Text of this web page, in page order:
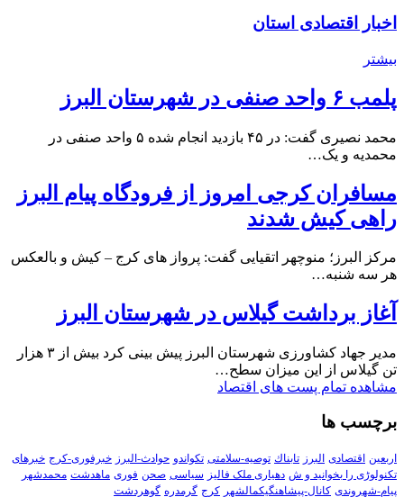
اخبار اقتصادی استان
بیشتر
پلمب ۶ واحد صنفی در شهرستان البرز
محمد نصیری گفت: در ۴۵ بازدید انجام شده ۵ واحد صنفی در
محمدیه و یک…
مسافران کرجی امروز از فرودگاه پیام البرز
راهی کیش شدند
مرکز البرز؛ منوچهر اتقیایی گفت: پرواز های کرج – کیش و بالعکس
هر سه شنبه…
آغاز برداشت گیلاس در شهرستان البرز
مدیر جهاد کشاورزی شهرستان البرز پیش بینی کرد بیش از ۳ هزار
تن گیلاس از این میزان سطح…
مشاهده تمام پست های اقتصاد
برچسب ها
اربعین اقتصادی البرز تابناك توصیه-سلامتی تکواندو حوادث-البرز خبرفوری-کرج خبرهای
تکنولوڑی را بخوانید و ش دهیاری ملک فالیز سیاسی صحن فوری ماهدشت محمدشهر
پیام-شهروندی کانال-پیشاهنگیکمالشهر کرج گرمدره گوهردشت